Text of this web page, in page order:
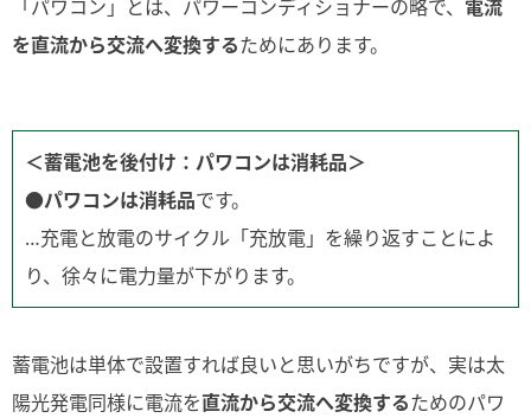
「パワコン」とは、パワーコンディショナーの略で、 電流
を直流から交流へ変換するためにあります。
＜蓄電池を後付け：パワコンは消耗品＞
●パワコンは消耗品です。
…充電と放電のサイクル「充放電」を繰り返すことによ
り、徐々に電力量が下がります。
蓄電池は単体で設置すれば良いと思いがちですが、実は太
陽光発電同様に電流を直流から交流へ変換するためのパワ